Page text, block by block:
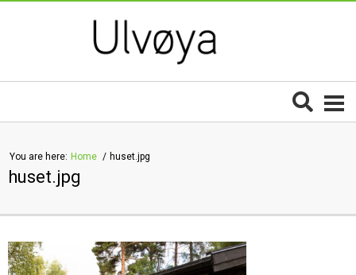
You are here: Home huset.jpg
huset.jpg